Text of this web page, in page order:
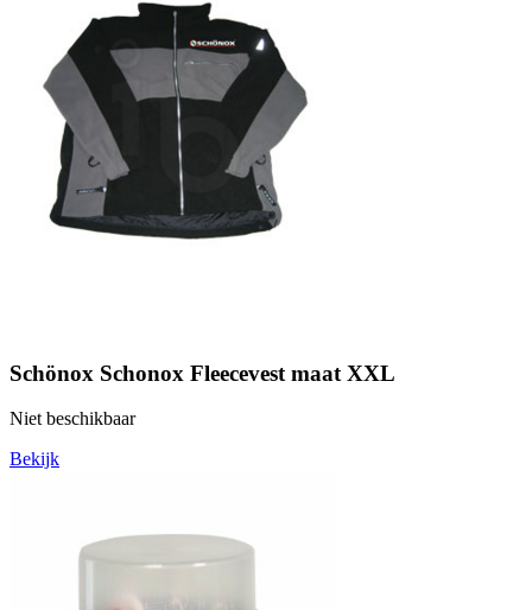
Schönox Schonox Fleecevest maat XXL
Niet beschikbaar
Bekijk